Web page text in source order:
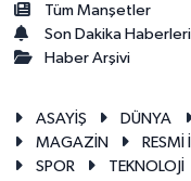
Tüm Manşetler
Son Dakika Haberleri
Haber Arşivi
ASAYİŞ DÜNYA
MAGAZİN
RESMİ
SPOR
TEKNOLOJİ